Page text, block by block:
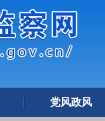
党风政风